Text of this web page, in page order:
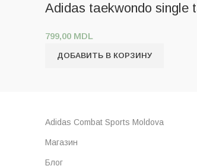
Adidas taekwondo single
799,00 MDL
ДОБАВИТЬ В КОРЗИНУ
Adidas Combat Sports Moldova
Магазин
Блог